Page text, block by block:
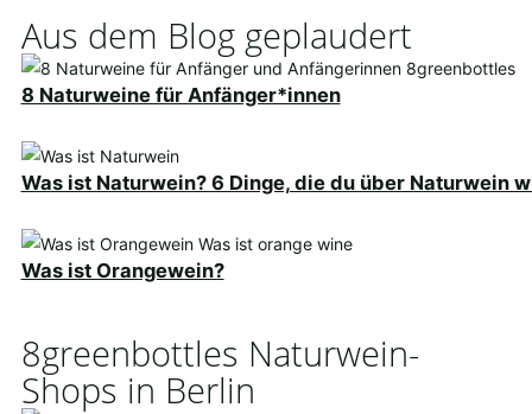
Aus dem Blog geplaudert
8 Naturweine für Anfänger*innen
Was ist Naturwein? 6 Dinge, die du über Naturwein
Was ist Orangewein?
8greenbottles Naturwein-
Shops in Berlin